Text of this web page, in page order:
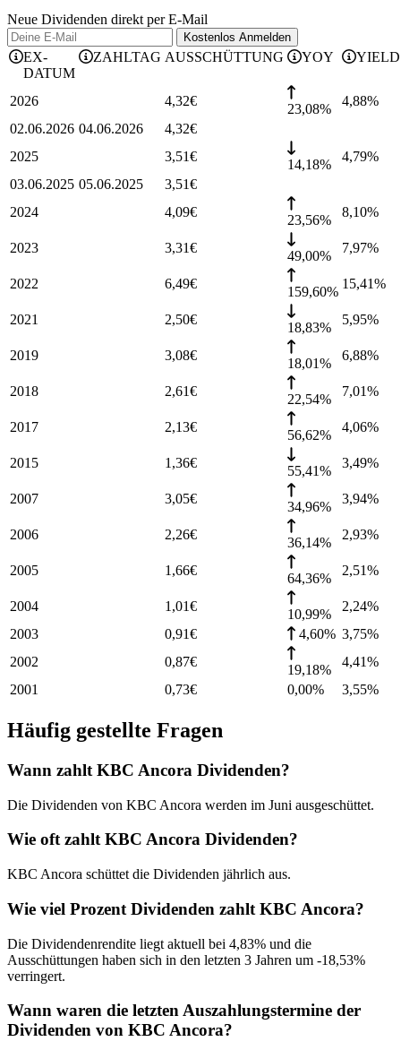
Neue Dividenden direkt per E-Mail
Kostenlos Anmelden
EX-
DATUM
ZAHLTAG AUSSCHÜTTUNG YOY YIELD
2026 4,32€
23,08%
4,88%
02.06.2026 04.06.2026 4,32€
2025
3,51€
14,18%
4,79%
03.06.2025 05.06.2025 3,51€
2024
4,09€
23,56%
8,10%
2023 3,31€
49,00%
7,97%
2022 6,49€
159,60%
15,41%
2021 2,50€
18,83%
5,95%
2019 3,08€
18,01%
6,88%
2018 2,61€
22,54%
7,01%
2017 2,13€
56,62%
4,06%
2015 1,36€
55,41%
3,49%
2007 3,05€
34,96%
3,94%
2006 2,26€
36,14%
2,93%
2005 1,66€
64,36%
2,51%
2004 1,01€
10,99%
2,24%
2003
0,91€ 4,60% 3,75%
2002
0,87€
19,18%
4,41%
2001
0,73€ 0,00% 3,55%
Häufig gestellte Fragen
Wann zahlt KBC Ancora Dividenden?
Die Dividenden von KBC Ancora werden im Juni ausgeschüttet.
Wie oft zahlt KBC Ancora Dividenden?
KBC Ancora schüttet die Dividenden jährlich aus.
Wie viel Prozent Dividenden zahlt KBC Ancora?
Die Dividendenrendite liegt aktuell bei 4,83% und die
Ausschüttungen haben sich in den letzten 3 Jahren um -18,53%
verringert.
Wann waren die letzten Auszahlungstermine der
Dividenden von KBC Ancora?